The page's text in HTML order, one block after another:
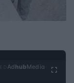
Ad hubMedia